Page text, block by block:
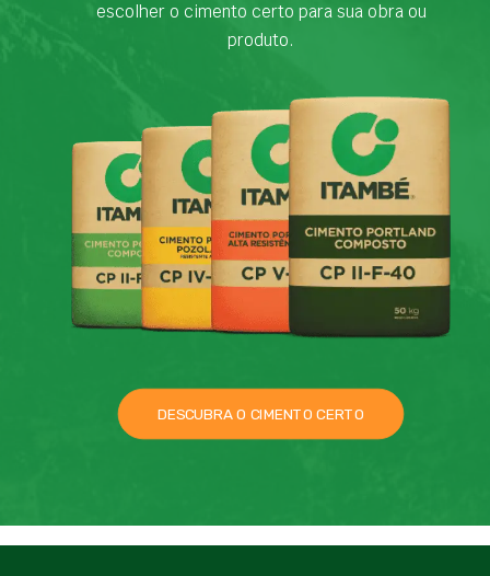
escolher o cimento certo para sua obra ou
produto.
DESCUBRA O CIMENTO CERTO